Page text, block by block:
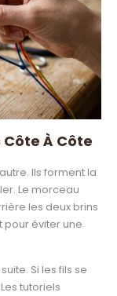
À Côte
Ils forment la
Le morceau
les deux brins
pour éviter une
Si les fils se
tutoriels